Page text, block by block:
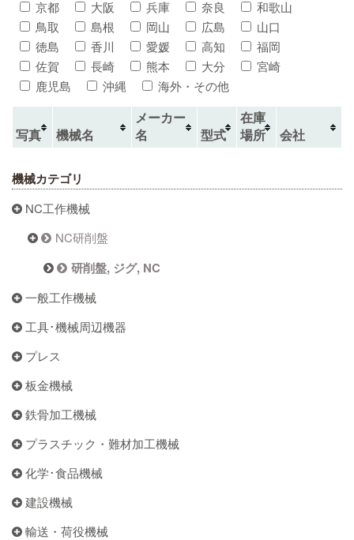
京都
大阪 兵庫 奈良
和歌山
鳥取
島根 岡山 広島
山口
徳島
香川 愛媛 高知
福岡
佐賀
長崎 熊本 大分
宮崎
鹿児島
沖縄 海外・その他
写真 機械名
メーカー
名
型式
在庫
場所
会社
機械カテゴリ
NC工作機械
NC研削盤
研削盤, ジグ, NC
一般工作機械
工具･機械周辺機器
プレス
板金機械
鉄骨加工機械
プラスチック・難材加工機械
化学･食品機械
建設機械
輸送・荷役機械